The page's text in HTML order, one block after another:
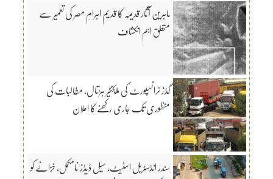
ماہرین آثار قدیمہ کا قدیم اہرامِ مصر کی تعمیر سے
متعلق اہم انکشاف
گڈز ٹرانسپورٹ کی ملکگیر ہڑتال، مطالبات کی
منظوری تک جاری رکھنے کا اعلان
سندر انڈسٹریل اسٹیٹ، سیل ڈیڈز نامکمل، خزانے کو